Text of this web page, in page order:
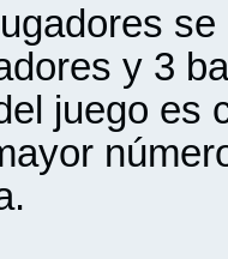
y 3
juego es